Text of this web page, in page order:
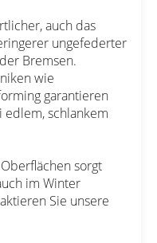
auch das
ungefederter
Bremsen.
wie
garantieren
schlankem
sorgt
im Winter
Sie unsere